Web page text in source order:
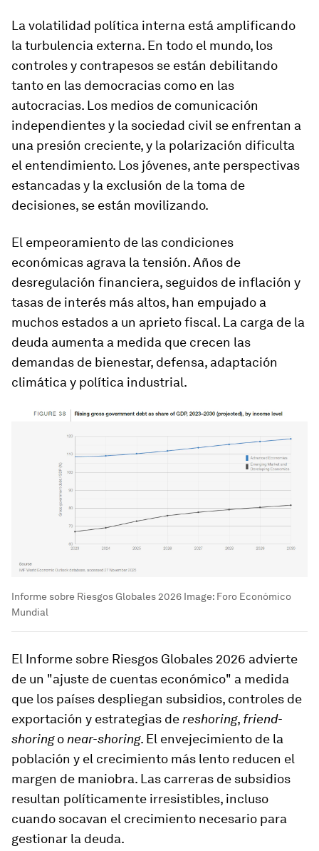
La volatilidad política interna está amplificando
la turbulencia externa. En todo el mundo, los
controles y contrapesos se están debilitando
tanto en las democracias como en las
autocracias. Los medios de comunicación
independientes y la sociedad civil se enfrentan a
una presión creciente, y la polarización dificulta
el entendimiento. Los jóvenes, ante perspectivas
estancadas y la exclusión de la toma de
decisiones, se están movilizando.
El empeoramiento de las condiciones
económicas agrava la tensión. Años de
desregulación financiera, seguidos de inflación y
tasas de interés más altos, han empujado a
muchos estados a un aprieto fiscal. La carga de la
deuda aumenta a medida que crecen las
demandas de bienestar, defensa, adaptación
climática y política industrial.
Informe sobre Riesgos Globales 2026 Image: Foro Económico
Mundial
El Informe sobre Riesgos Globales 2026 advierte
de un "ajuste de cuentas económico" a medida
que los países despliegan subsidios, controles de
exportación y estrategias dereshoring, friend-
shoringonear-shoring. El envejecimiento de la
población y el crecimiento más lento reducen el
margen de maniobra. Las carreras de subsidios
resultan políticamente irresistibles, incluso
cuando socavan el crecimiento necesario para
gestionar la deuda.